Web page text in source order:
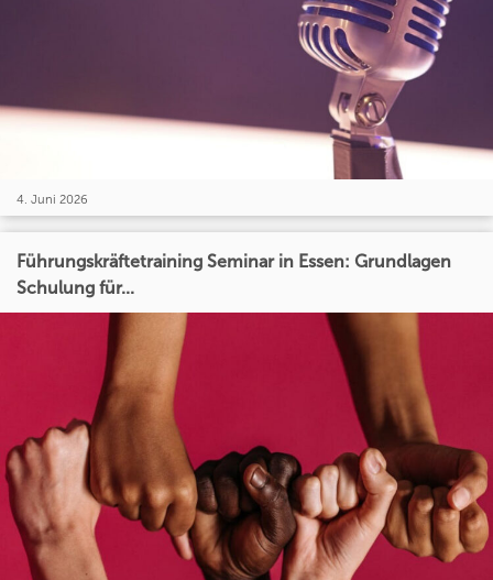
4. Juni 2026
Führungskräftetraining Seminar in Essen: Grundlagen
Schulung für...